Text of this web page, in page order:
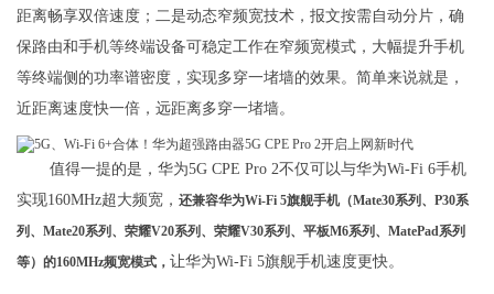
距离畅享双倍速度；二是动态窄频宽技术，报文按需自动分片，确
保路由和手机等终端设备可稳定工作在窄频宽模式，大幅提升手机
等终端侧的功率谱密度，实现多穿一堵墙的效果。简单来说就是，
近距离速度快一倍，远距离多穿一堵墙。
值得一提的是，华为5G CPE Pro 2不仅可以与华为Wi-Fi 6手机
实现160MHz超大频宽， 还兼容华为Wi-Fi 5旗舰手机（Mate30系列、P30系
列、Mate20系列、荣耀V20系列、荣耀V30系列、平板M6系列、MatePad系列
等）的160MHz频宽模式， 让华为Wi-Fi 5旗舰手机速度更快。